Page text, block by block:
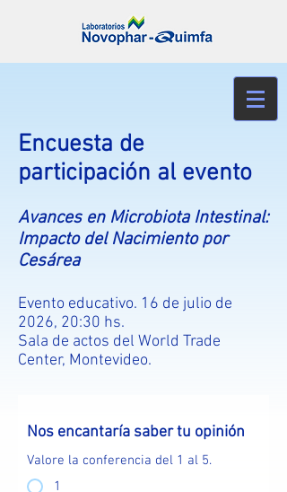
Encuesta de
participación al evento
Avances en Microbiota Intestinal:
Impacto del Nacimiento por
Cesárea
Evento educativo. 16 de julio de
2026, 20:30 hs.
Sala de actos del World Trade
Center, Montevideo.
Nos encantaría saber tu opinión
Valore la conferencia del 1 al 5.
1